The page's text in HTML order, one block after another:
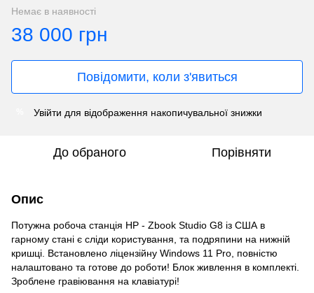
Немає в наявності
38 000 грн
Повідомити, коли з'явиться
Увійти для відображення накопичувальної знижки
До обраного Порівняти
Опис
Потужна робоча станція HP - Zbook Studio G8 із США в
гарному стані є сліди користування, та подряпини на нижній
кришці. Встановлено ліцензійну Windows 11 Pro, повністю
налаштовано та готове до роботи! Блок живлення в комплекті.
Зроблене гравіювання на клавіатурі!